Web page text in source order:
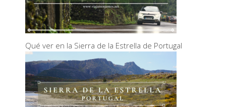
Qué ver en la Sierra de la Estrella de Portugal